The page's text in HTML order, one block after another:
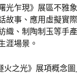
光乍現》展區不雅
故事、應用虛擬實
織、制陶制玉等手
涯場景。